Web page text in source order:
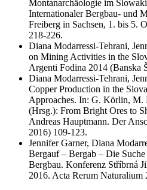
Montanarchäologie im
Internationaler Bergbau- und
Freiberg in Sachsen, 1. bis 5.
218-226.
Diana Modarressi-Tehrani,
on Mining Activities in the
Argenti Fodina 2014 (Banska
Diana Modarressi-Tehrani,
Copper Production in the
Approaches. In: G. Körlin, M.
(Hrsg.): From Bright Ores to
Andreas Hauptmann. Der
2016) 109-123.
Jennifer Garner, Diana
Bergauf – Bergab – Die
Bergbau. Konferenz Stříbrná
2016. Acta Rerum Naturalium